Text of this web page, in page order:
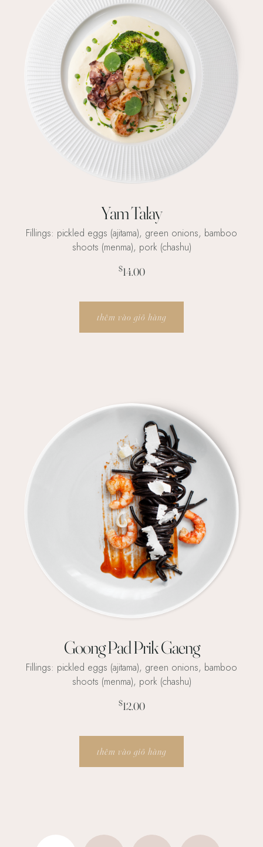
Yam Talay
Fillings: pickled eggs (ajitama), green onions, bamboo
shoots (menma), pork (chashu)
$14.00
thêm vào giỏ hàng
Goong Pad Prik Gaeng
Fillings: pickled eggs (ajitama), green onions, bamboo
shoots (menma), pork (chashu)
$12.00
thêm vào giỏ hàng